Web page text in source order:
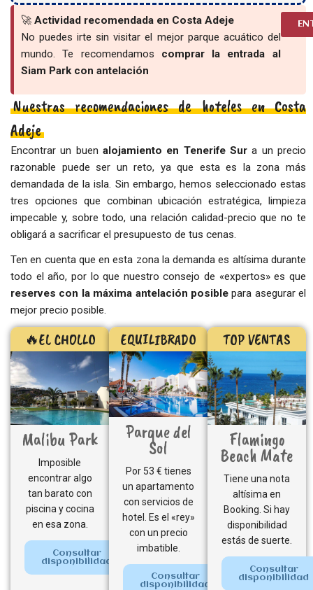
🚀Actividad recomendada en Costa Adeje
No puedes irte sin visitar el mejor parque acuático del
mundo. Te recomendamos comprar la entrada al
Siam Park con antelación
Nuestras recomendaciones de hoteles en Costa
Adeje
Encontrar un buen alojamiento en Tenerife Sur a un precio
razonable puede ser un reto, ya que esta es la zona más
demandada de la isla. Sin embargo, hemos seleccionado estas
tres opciones que combinan ubicación estratégica, limpieza
impecable y, sobre todo, una relación calidad-precio que no te
obligará a sacrificar el presupuesto de tus cenas.
Ten en cuenta que en esta zona la demanda es altísima durante
todo el año, por lo que nuestro consejo de «expertos» es que
reserves con la máxima antelación posiblepara asegurar el
mejor precio posible.
🔥EL CHOLLO
Malibu Park
Imposible
encontrar algo
tan barato con
piscina y cocina
en esa zona.
Consultar
disponibilidad
EQUILIBRADO
Parque del
Sol
Por 53 € tienes
un apartamento
con servicios de
hotel. Es el «rey»
con un precio
imbatible.
Consultar
disponibilidad
TOP VENTAS
Flamingo
Beach Mate
Tiene una nota
altísima en
Booking. Si hay
disponibilidad
estás de suerte.
Consultar
disponibilidad